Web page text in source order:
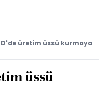
üretim üssü kurmaya
üssü